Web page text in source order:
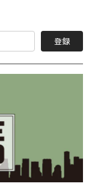
登録